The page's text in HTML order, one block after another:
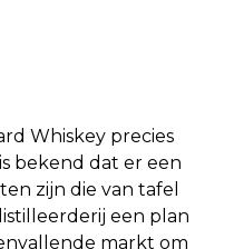
Whiskey precies
bekend dat er een
zijn die van tafel
een plan
markt om